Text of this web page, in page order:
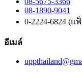
08-1890-9041
0-2224-6824 (แ
อีเมล์